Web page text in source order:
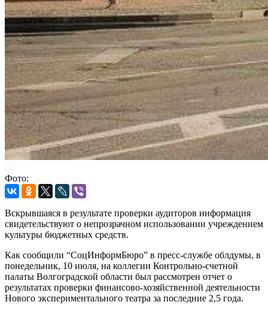
Фото:
Вскрывшаяся в результате проверки аудиторов информация
свидетельствуют о непрозрачном использовании учреждением
культуры бюджетных средств.
Как сообщили “СоцИнформБюро” в пресс-службе облдумы, в
понедельник, 10 июля, на коллегии Контрольно-счетной
палаты Волгоградской области был рассмотрен отчет о
результатах проверки финансово-хозяйственной деятельности
Нового экспериментального театра за последние 2,5 года.